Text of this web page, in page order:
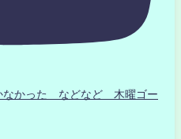
なかった などなど 木曜ゴー